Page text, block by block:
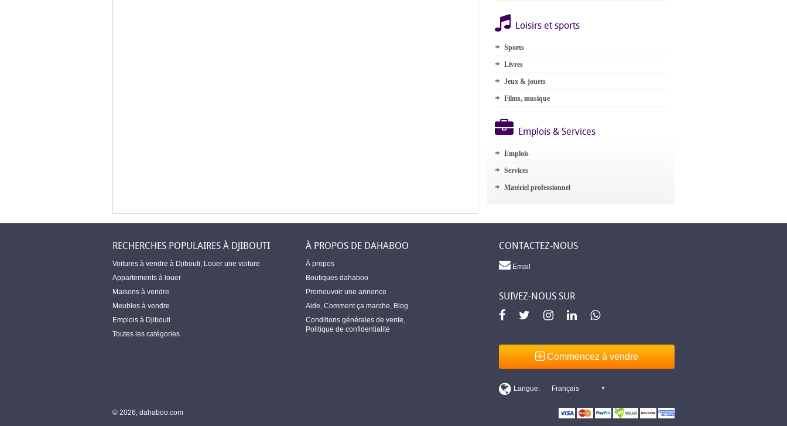
Loisirs et sports
Sports
Livres
Jeux & jouets
Films, musique
Emplois & Services
Emplois
Services
Matériel professionnel
RECHERCHES POPULAIRES À DJIBOUTI
Voitures à vendre à Djibouti Louer une voiture
Appartements à louer
Maisons à vendre
Meubles à vendre
Emplois à Djibouti
Toutes les catégories
À PROPOS DE DAHABOO
À propos
Boutiques dahaboo
Promouvoir une annonce
Aide Comment ça marche Blog
Conditions générales de vente
Politique de confidentialité
CONTACTEZ-NOUS
Email
SUIVEZ-NOUS SUR
Commencez à vendre
© 2026, dahaboo.com